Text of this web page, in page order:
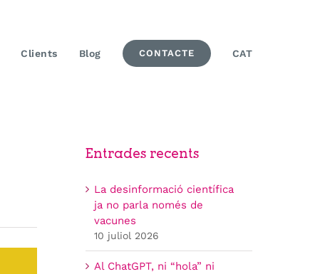
Clients Blog CONTACTE CAT
Entrades recents
La desinformació científica
ja no parla només de
vacunes
10 juliol 2026
Al ChatGPT, ni “hola” ni